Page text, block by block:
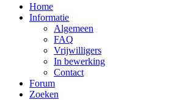
Home
Informatie
Algemeen
FAQ
Vrijwilligers
In bewerking
Contact
Forum
Zoeken